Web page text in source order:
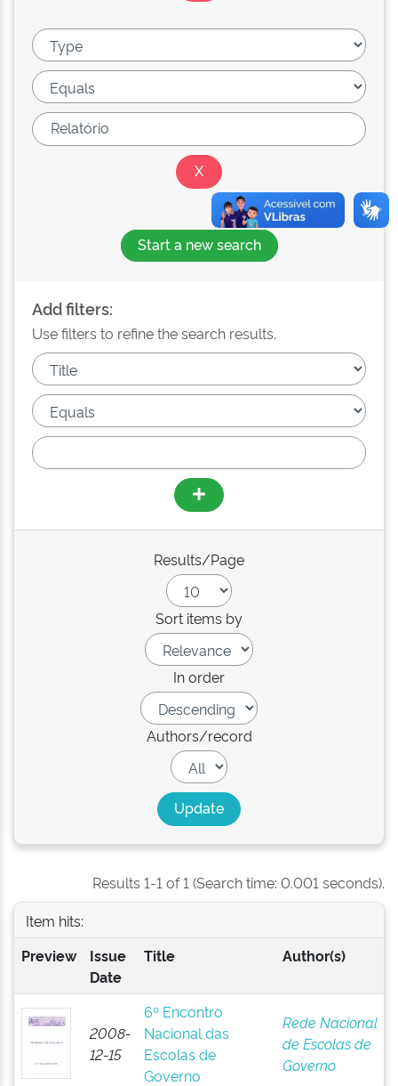
Start a new search
Add filters:
Use filters to refine the search results.
Results/Page
Sort items by
In order
Authors/record
Results 1-1 of 1 (Search time: 0.001 seconds).
Item hits:
Preview
Issue
Date
Title Author(s)
2008-
12-15
6º Encontro
Nacional das
Escolas de
Governo
Rede Nacional
de Escolas de
Governo